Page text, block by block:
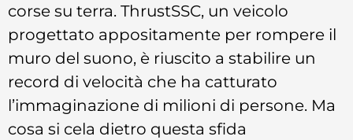
corse su terra. ThrustSSC, un veicolo
progettato appositamente per rompere il
muro del suono, è riuscito a stabilire un
record di velocità che ha catturato
l’immaginazione di milioni di persone. Ma
cosa si cela dietro questa sfida